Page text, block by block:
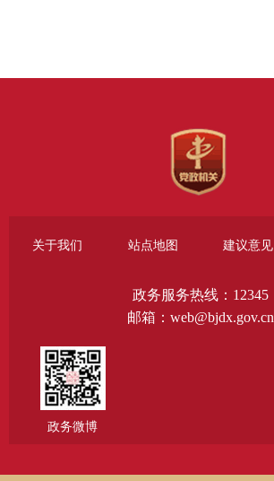
关于我们 站点地图 建议意见
政务服务热线：12345
邮箱：web@bjdx.gov.cn
政务微博